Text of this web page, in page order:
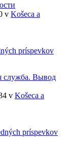
v Košeca a
служба. Вывод
v Košeca a